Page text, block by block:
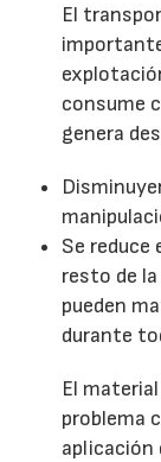
El
consume
genera
Se reduce
resto de
pueden
durante
El
problema
aplicación